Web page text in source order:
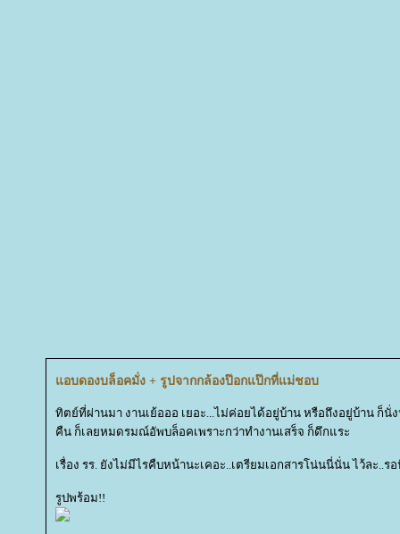
อบดองบล็อคมั่ง + รูปจากกล้องป๊อกแป๊กที่แม่ชอบ
ทิตย์ที่ผ่านมา งานเย้อออ เยอะ...ไม่ค่อยได้อยู่บ้าน หรือถึงอยู่บ้าน ก็นั่
คืน ก็เลยหมดรมณ์อัพบล็อคเพราะกว่าทำงานเสร็จ ก็ดึกแระ
เรื่อง รร. ยังไม่มีไรคืบหน้านะเคอะ..เตรียมเอกสารโน่นนี่นั่น ไว้ละ..ร
รูปพร้อม!!